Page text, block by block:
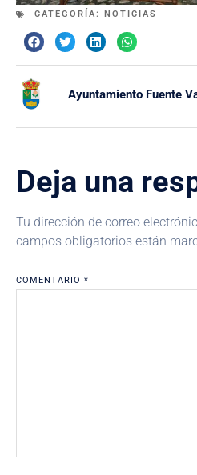
CATEGORÍA: NOTICIAS
Ayuntamiento Fuente
Deja una
Tu dirección de correo
campos obligatorios están
COMENTARIO *